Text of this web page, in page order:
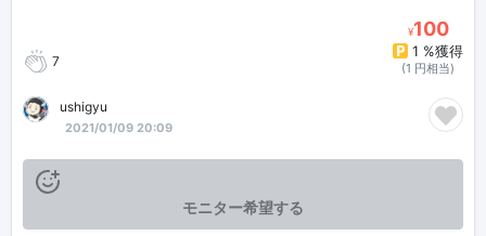
7
¥100
1 %獲得
(1 円相当)
ushigyu
2021/01/09 20:09
モニター希望する